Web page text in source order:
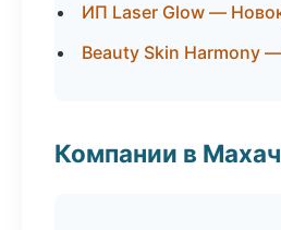
ИП Laser Glow —
Beauty Skin Harmony
Компании в